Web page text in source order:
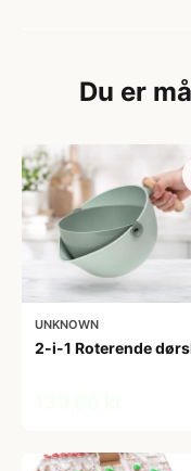
Du er
UNKNOWN
2-i-1 Roterende